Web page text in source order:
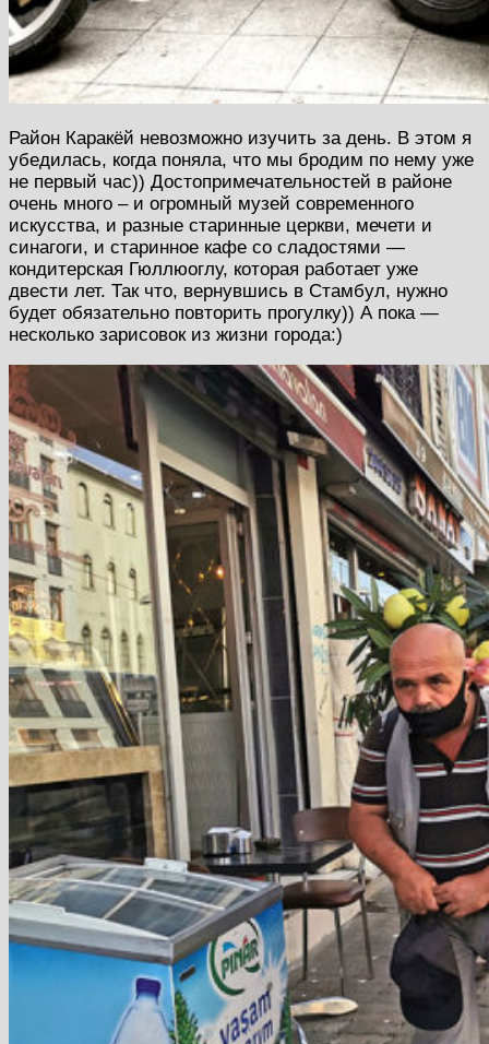
Район Каракёй невозможно изучить за день. В этом я
убедилась, когда поняла, что мы бродим по нему уже
не первый час)) Достопримечательностей в районе
очень много – и огромный музей современного
искусства, и разные старинные церкви, мечети и
синагоги, и старинное кафе со сладостями —
кондитерская Гюллюоглу, которая работает уже
двести лет. Так что, вернувшись в Стамбул, нужно
будет обязательно повторить прогулку)) А пока —
несколько зарисовок из жизни города:)